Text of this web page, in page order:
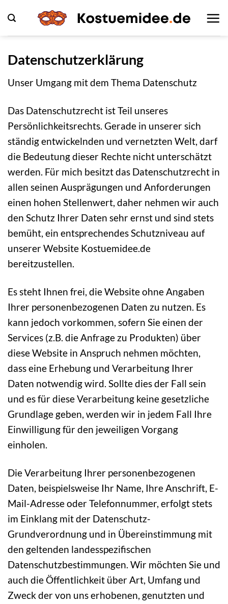
Inhalt
springen
Datenschutzerklärung
Unser Umgang mit dem Thema Datenschutz
Das Datenschutzrecht ist Teil unseres
Persönlichkeitsrechts. Gerade in unserer sich
ständig entwickelnden und vernetzten Welt, darf
die Bedeutung dieser Rechte nicht unterschätzt
werden. Für mich besitzt das Datenschutzrecht in
allen seinen Ausprägungen und Anforderungen
einen hohen Stellenwert, daher nehmen wir auch
den Schutz Ihrer Daten sehr ernst und sind stets
bemüht, ein entsprechendes Schutzniveau auf
unserer Website Kostuemidee.de
bereitzustellen.
Es steht Ihnen frei, die Website ohne Angaben
Ihrer personenbezogenen Daten zu nutzen. Es
kann jedoch vorkommen, sofern Sie einen der
Services (z.B. die Anfrage zu Produkten) über
diese Website in Anspruch nehmen möchten,
dass eine Erhebung und Verarbeitung Ihrer
Daten notwendig wird. Sollte dies der Fall sein
und es für diese Verarbeitung keine gesetzliche
Grundlage geben, werden wir in jedem Fall Ihre
Einwilligung für den jeweiligen Vorgang
einholen.
Die Verarbeitung Ihrer personenbezogenen
Daten, beispielsweise Ihr Name, Ihre Anschrift, E-
Mail-Adresse oder Telefonnummer, erfolgt stets
im Einklang mit der Datenschutz-
Grundverordnung und in Übereinstimmung mit
den geltenden landesspezifischen
Datenschutzbestimmungen. Wir möchten Sie und
auch die Öffentlichkeit über Art, Umfang und
Zweck der von uns erhobenen, genutzten und